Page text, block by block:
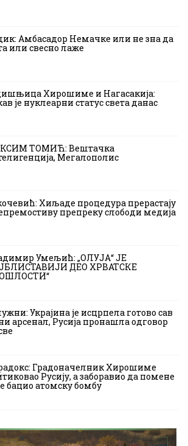
Амбасадор Немачке или не зна да
или свесно лаже
Хирошиме и Нагасакија:
је нуклеарни статус света данас
ТОМИЋ: Вештачка
Мегалополис
Хиљаде процедура прерастају
препреку слободи медија
Умељић: „ОЛУЈА“ ЈЕ
ДЕО ХРВАТСКЕ
Украјина је исцрпела готово сав
арсенал, Русија пронашла одговор
Градоначелник Хирошиме
Русију, а заборавио да помене
бацио атомску бомбу